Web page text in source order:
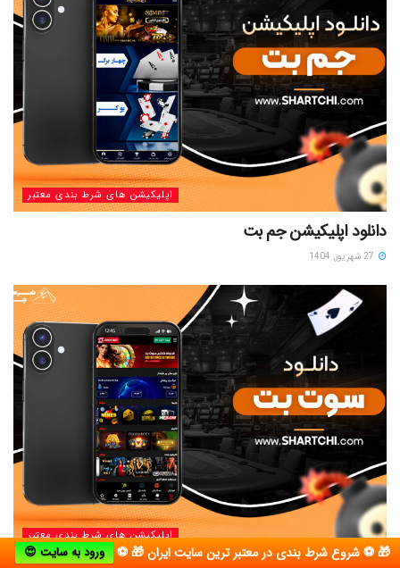
اپلیکیشن های شرط بندی معتبر
دانلود اپلیکیشن جم بت
اپلیکیشن های شرط بندی معتبر
🎁 ⚽ شروع شرط بندی در معتبر ترین سایت ایران 🎁 ⚽ ورود به سایت 😍